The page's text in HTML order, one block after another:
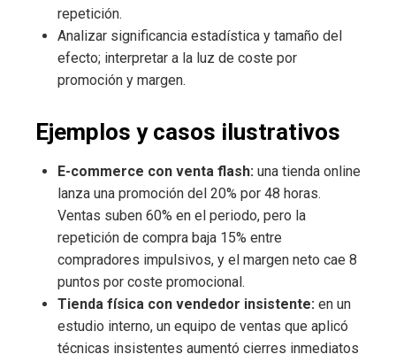
repetición.
Analizar significancia estadística y tamaño del
efecto; interpretar a la luz de coste por
promoción y margen.
Ejemplos y casos ilustrativos
E-commerce con venta flash: una tienda online
lanza una promoción del 20% por 48 horas.
Ventas suben 60% en el periodo, pero la
repetición de compra baja 15% entre
compradores impulsivos, y el margen neto cae 8
puntos por coste promocional.
Tienda física con vendedor insistente: en un
estudio interno, un equipo de ventas que aplicó
técnicas insistentes aumentó cierres inmediatos